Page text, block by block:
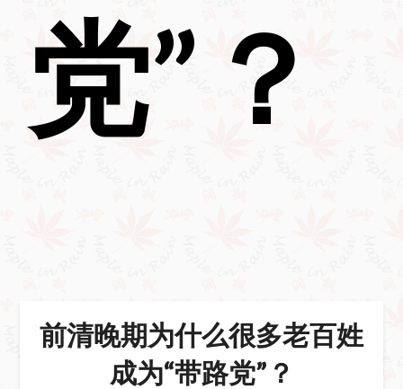
党”？
前清晚期为什么很多老百姓
成为“带路党”？